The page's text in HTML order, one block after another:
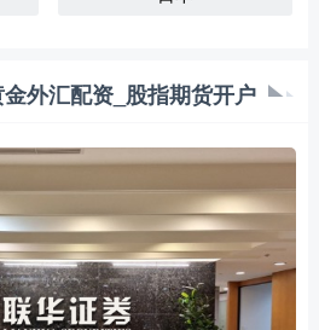
外汇配资_股指期货开户